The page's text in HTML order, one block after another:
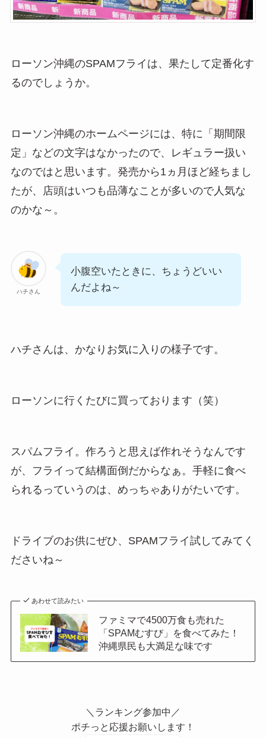
ローソン沖縄のSPAMフライは、果たして定番化す
るのでしょうか。
ローソン沖縄のホームページには、特に「期間限
定」などの文字はなかったので、レギュラー扱い
なのではと思います。発売から1ヵ月ほど経ちまし
たが、店頭はいつも品薄なことが多いので人気な
のかな～。
ハチさん
小腹空いたときに、ちょうどいい
んだよね～
ハチさんは、かなりお気に入りの様子です。
ローソンに行くたびに買っております（笑）
スパムフライ。作ろうと思えば作れそうなんです
が、フライって結構面倒だからなぁ。手軽に食べ
られるっていうのは、めっちゃありがたいです。
ドライブのお供にぜひ、SPAMフライ試してみてく
ださいね～
あわせて読みたい
ファミマで4500万食も売れた
「SPAMむすび」を食べてみた！
沖縄県民も大満足な味です
＼ランキング参加中／
ポチっと応援お願いします！